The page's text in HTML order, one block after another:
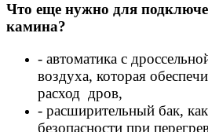
Что еще нужно для
камина?
- автоматика с
воздуха, которая
расход дров,
- расширительный бак,
безопасности при